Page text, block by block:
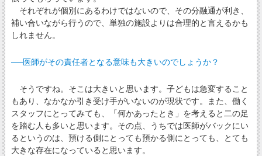
それぞれが個別にあるわけではないので、その分融通が利き、
補い合いながら行うので、単独の施設よりは合理的と言えるかも
しれません。
──医師がその責任者となる意味も大きいのでしょうか？
そうですね。そこは大きいと思います。子どもは急変すること
もあり、なかなか引き受け手がいないのが現状です。また、働く
スタッフにとってみても、「何かあったとき」を考えると二の足
を踏む人も多いと思います。その点、うちでは医師がバックにい
るというのは、預ける側にとっても預かる側にとっても、とても
大きな存在になっていると思います。